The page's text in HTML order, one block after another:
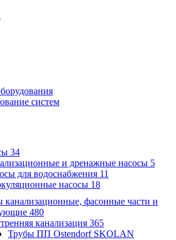
систем
34
и дренажные насосы 5
для водоснабжения 11
насосы 18
канализационные, фасонные части и
480
канализация 365
Трубы ПП Ostendorf SKOLAN